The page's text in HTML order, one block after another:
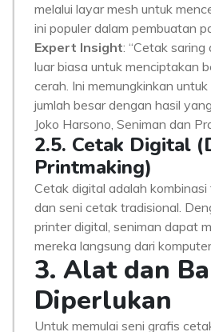
melalui layar mesh untuk
ini populer dalam pembuatan
Expert Insight: “Cetak
luar biasa untuk menciptakan
cerah. Ini memungkinkan
jumlah besar dengan hasil
Joko Harsono, Seniman dan
2.5. Cetak Digital
Printmaking)
Cetak digital adalah
dan seni cetak tradisional.
printer digital, seniman dapat
mereka langsung dari
3. Alat dan
Diperlukan
Untuk memulai seni grafis